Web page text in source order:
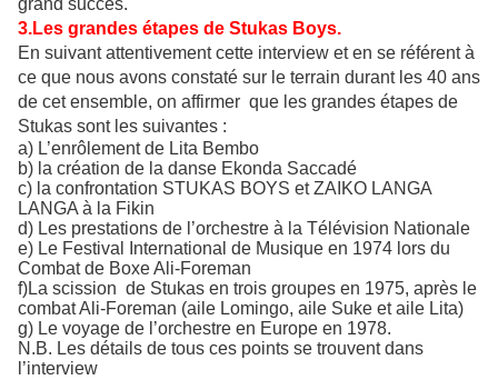
grand succès.
3.Les grandes étapes de Stukas Boys.
En suivant attentivement cette interview et en se référent à
ce que nous avons constaté sur le terrain durant les 40 ans
de cet ensemble, on affirmer que les grandes étapes de
Stukas sont les suivantes :
a) L’enrôlement de Lita Bembo
b) la création de la danse Ekonda Saccadé
c) la confrontation STUKAS BOYS et ZAIKO LANGA
LANGA à la Fikin
d) Les prestations de l’orchestre à la Télévision Nationale
e) Le Festival International de Musique en 1974 lors du
Combat de Boxe Ali-Foreman
f)La scission de Stukas en trois groupes en 1975, après le
combat Ali-Foreman (aile Lomingo, aile Suke et aile Lita)
g) Le voyage de l’orchestre en Europe en 1978.
N.B. Les détails de tous ces points se trouvent dans
l’interview